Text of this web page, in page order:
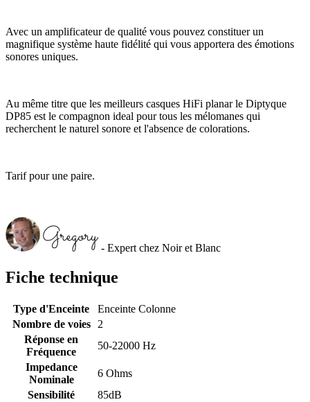
Fiche technique
Type d'Enceinte
Enceinte Colonne
Nombre de voies
2
Réponse en
Fréquence
50-22000 Hz
Impedance
Nominale
6 Ohms
Sensibilité
85dB
Avec un amplificateur de qualité vous pouvez constituer un
magnifique système haute fidélité qui vous apportera des émotions
sonores uniques.
Au même titre que les meilleurs casques HiFi planar le Diptyque
DP85 est le compagnon ideal pour tous les mélomanes qui
recherchent le naturel sonore et l'absence de colorations.
Tarif pour une paire.
- Expert chez Noir et Blanc